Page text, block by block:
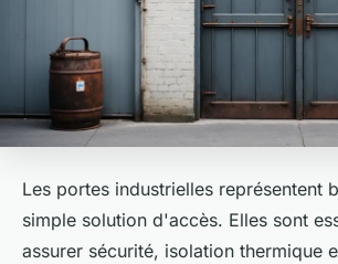
Les portes industrielles représentent
simple solution d'accès. Elles sont
assurer sécurité, isolation thermique